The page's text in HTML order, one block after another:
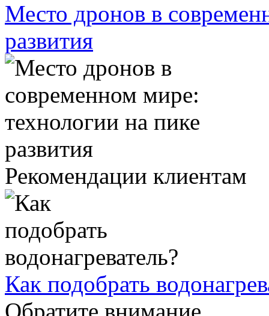
Место дронов в
развития
Рекомендации клиентам
Как подобрать